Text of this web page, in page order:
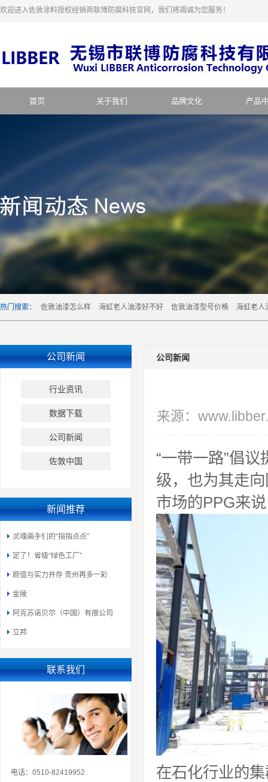
欢迎进入佐敦涂料授权经销商联博防腐科技官网，我们将竭诚为您服务！
首页 关于我们 品牌文化 产品
热门搜索： 佐敦油漆怎么样 海虹老人油漆好不好 佐敦油漆型号价格 海虹老人
公司新闻
行业资讯
数据下载
公司新闻
佐敦中国
新闻推荐
灵魂画手们的“指指点点”
定了！省级“绿色工厂”
颜值与实力并存 贵州再多一彩
金陵
阿克苏诺贝尔（中国）有限公司
立邦
联系我们
电话：0510-82419952
公司新闻
来源：
“一带一路”倡
级，也为其走
市场的PPG来
在石化行业的